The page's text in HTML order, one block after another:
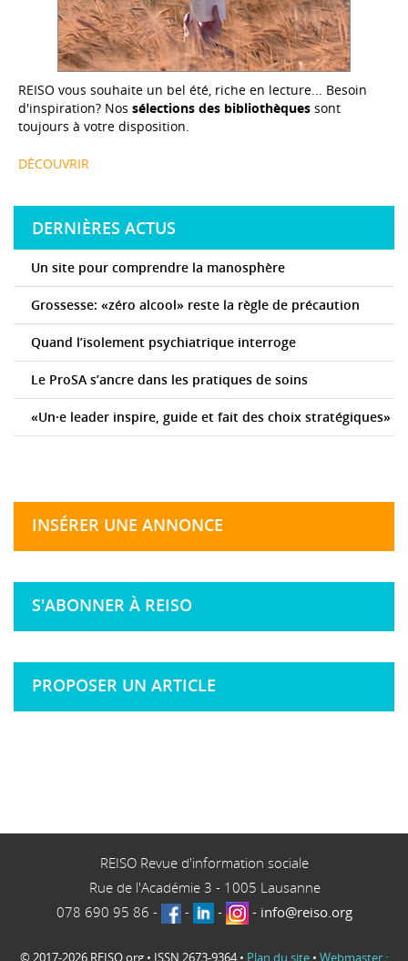
REISO vous souhaite un bel été, riche en lecture... Besoin
d'inspiration? Nos sélections des bibliothèques sont
toujours à votre disposition.
DÉCOUVRIR
DERNIÈRES ACTUS
Un site pour comprendre la manosphère
Grossesse: «zéro alcool» reste la règle de précaution
Quand l’isolement psychiatrique interroge
Le ProSA s’ancre dans les pratiques de soins
«Un·e leader inspire, guide et fait des choix stratégiques»
INSÉRER UNE ANNONCE
S'ABONNER À REISO
PROPOSER UN ARTICLE
REISO Revue d'information sociale
Rue de l'Académie 3 - 1005 Lausanne
078 690 95 86 - - - - info@reiso.org
© 2017-2026 REISO.org • ISSN 2673-9364 • Plan du site • Webmaster :